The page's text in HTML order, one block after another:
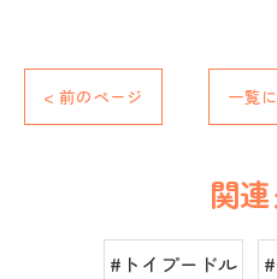
< 前のページ 一覧
関
#トイプードル